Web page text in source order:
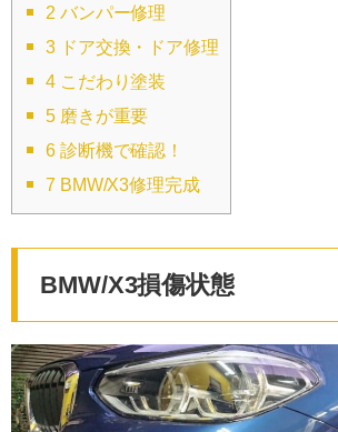
2 バンパー修理
3ドア交換・ドア修理
4こだわり塗装
5磨きが重要
6診断機で確認！
7 BMW/X3修理完成
BMW/X3損傷状態